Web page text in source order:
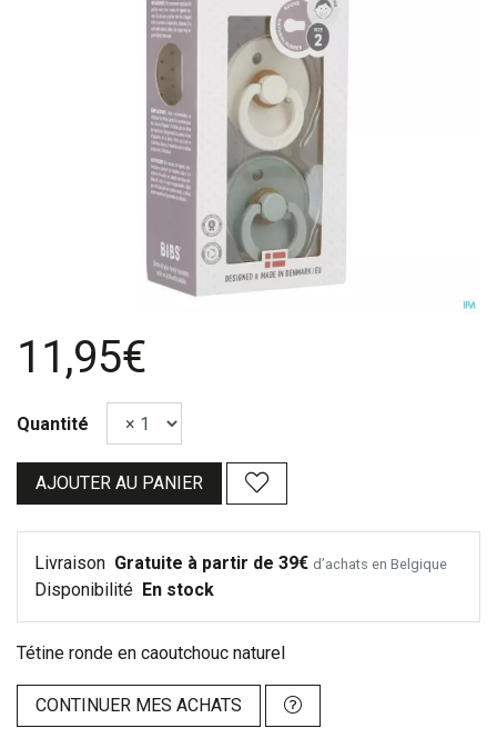
11,95€
Quantité
AJOUTER AU PANIER
Livraison Gratuite à partir de 39€ d’achats en Belgique
Disponibilité En stock
Tétine ronde en caoutchouc naturel
CONTINUER MES ACHATS